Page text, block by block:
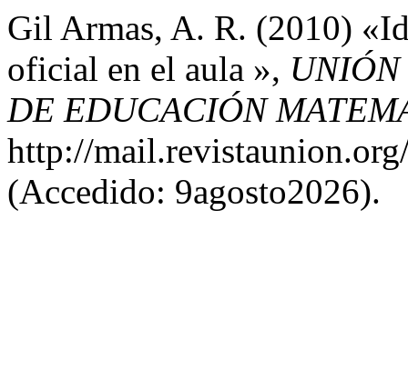
Gil Armas, A. R. (2010)
oficial en el aula », UNIÓN
DE EDUCACIÓN
http://
(Accedido: 9agosto2026).